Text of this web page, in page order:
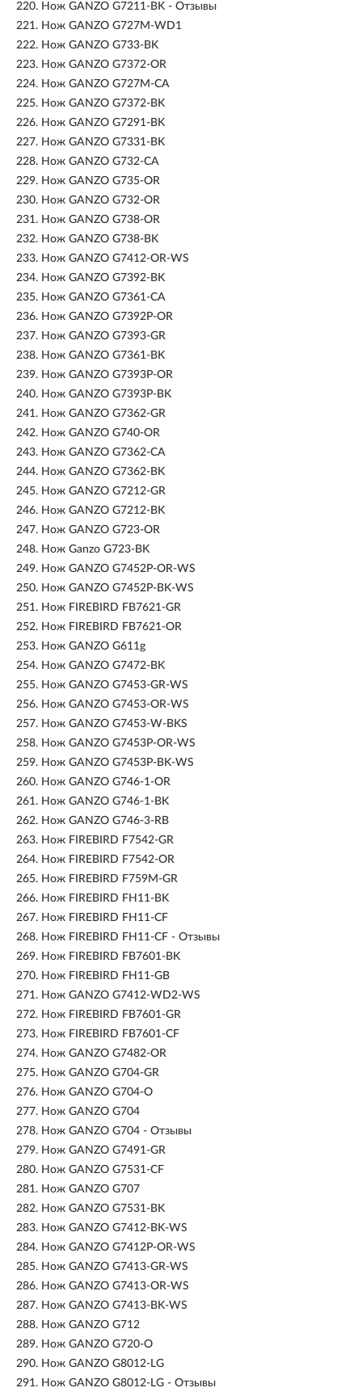
220. Нож GANZO G7211-BK - Отзывы
221. Нож GANZO G727M-WD1
222. Нож GANZO G733-BK
223. Нож GANZO G7372-OR
224. Нож GANZO G727M-CA
225. Нож GANZO G7372-BK
226. Нож GANZO G7291-BK
227. Нож GANZO G7331-BK
228. Нож GANZO G732-CA
229. Нож GANZO G735-OR
230. Нож GANZO G732-OR
231. Нож GANZO G738-OR
232. Нож GANZO G738-BK
233. Нож GANZO G7412-OR-WS
234. Нож GANZO G7392-BK
235. Нож GANZO G7361-CA
236. Нож GANZO G7392P-OR
237. Нож GANZO G7393-GR
238. Нож GANZO G7361-BK
239. Нож GANZO G7393P-OR
240. Нож GANZO G7393P-BK
241. Нож GANZO G7362-GR
242. Нож GANZO G740-OR
243. Нож GANZO G7362-CA
244. Нож GANZO G7362-BK
245. Нож GANZO G7212-GR
246. Нож GANZO G7212-BK
247. Нож GANZO G723-OR
248. Нож Ganzo G723-BK
249. Нож GANZO G7452P-OR-WS
250. Нож GANZO G7452P-BK-WS
251. Нож FIREBIRD FB7621-GR
252. Нож FIREBIRD FB7621-OR
253. Нож GANZO G611g
254. Нож GANZO G7472-BK
255. Нож GANZO G7453-GR-WS
256. Нож GANZO G7453-OR-WS
257. Нож GANZO G7453-W-BKS
258. Нож GANZO G7453P-OR-WS
259. Нож GANZO G7453P-BK-WS
260. Нож GANZO G746-1-OR
261. Нож GANZO G746-1-BK
262. Нож GANZO G746-3-RB
263. Нож FIREBIRD F7542-GR
264. Нож FIREBIRD F7542-OR
265. Нож FIREBIRD F759M-GR​
266. Нож FIREBIRD FH11-BK
267. Нож FIREBIRD FH11-CF
268. Нож FIREBIRD FH11-CF - Отзывы
269. Нож FIREBIRD FB7601-BK
270. Нож FIREBIRD FH11-GB
271. Нож GANZO G7412-WD2-WS
272. Нож FIREBIRD FB7601-GR
273. Нож FIREBIRD FB7601-CF
274. Нож GANZO G7482-OR
275. Нож GANZO G704-GR
276. Нож GANZO G704-O
277. Нож GANZO G704
278. Нож GANZO G704 - Отзывы
279. Нож GANZO G7491-GR
280. Нож GANZO G7531-CF
281. Нож GANZO G707
282. Нож GANZO G7531-BK
283. Нож GANZO G7412-BK-WS
284. Нож GANZO G7412P-OR-WS
285. Нож GANZO G7413-GR-WS
286. Нож GANZO G7413-OR-WS
287. Нож GANZO G7413-BK-WS
288. Нож GANZO G712
289. Нож GANZO G720-O
290. Нож GANZO G8012-LG
291. Нож GANZO G8012-LG - Отзывы